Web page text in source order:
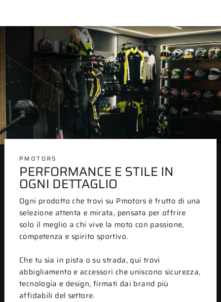
PMOTORS
PERFORMANCE E STILE IN
OGNI DETTAGLIO
Ogni prodotto che trovi su Pmotors è frutto di una
selezione attenta e mirata, pensata per offrire
solo il meglio a chi vive la moto con passione,
competenza e spirito sportivo.
Che tu sia in pista o su strada, qui trovi
abbigliamento e accessori che uniscono sicurezza,
tecnologia e design, firmati dai brand più
affidabili del settore.